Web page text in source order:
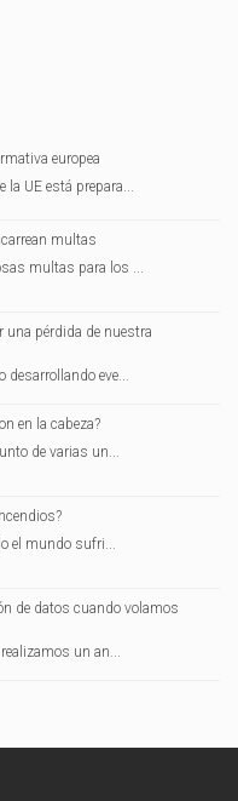
europea
la UE está prepara...
multas
multas para los ...
una pérdida de nuestra
eve...
en la cabeza?
de varias un...
el mundo sufri...
de datos cuando volamos
un an...